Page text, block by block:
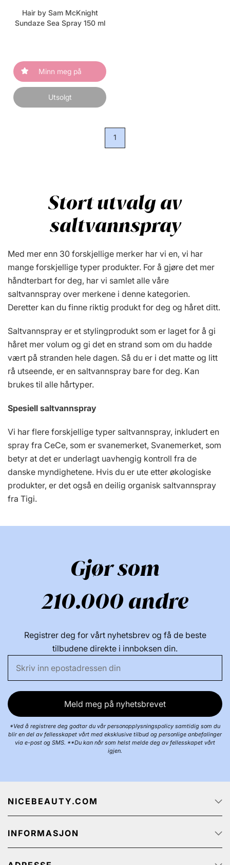
Hair by Sam McKnight
Sundaze Sea Spray 150 ml
Minn meg på
Utsolgt
1
Stort utvalg av
saltvannspray
Med mer enn 30 forskjellige merker har vi en, vi har
mange forskjellige typer produkter. For å gjøre det mer
håndterbart for deg, har vi samlet alle våre
saltvannspray over merkene i denne kategorien.
Deretter kan du finne riktig produkt for deg og håret ditt.
Saltvannspray er et stylingprodukt som er laget for å gi
håret mer volum og gi det en strand som om du hadde
vært på stranden hele dagen. Så du er i det matte og litt
rå utseende, er en saltvannspray bare for deg. Kan
brukes til alle hårtyper.
Spesiell saltvannspray
Vi har flere forskjellige typer saltvannspray, inkludert en
spray fra CeCe, som er svanemerket, Svanemerket, som
betyr at det er underlagt uavhengig kontroll fra de
danske myndighetene. Hvis du er ute etter økologiske
produkter, er det også en deilig organisk saltvannspray
fra Tigi.
Gjør som
210.000 andre
Registrer deg for vårt nyhetsbrev og få de beste
tilbudene direkte i innboksen din.
Meld meg på nyhetsbrevet
*Ved å registrere deg godtar du vår personopplysningspolicy samtidig som du
blir en del av fellesskapet vårt med eksklusive tilbud og personlige anbefalinger
via e-post og SMS. **Du kan når som helst melde deg av fellesskapet vårt
igjen.
NICEBEAUTY.COM
Jobb
Om oss
Track & Trace
INFORMASJON